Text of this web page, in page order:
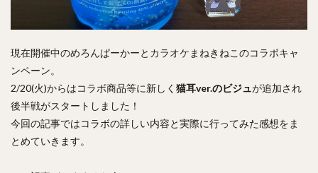
現在開催中のめろんぱーかーとカラオケまねきねこのコラボキャ
ンペーン。
2/20(火)からはコラボ商品等に新しく 猫耳ver.のビジュが追加され
後半戦がスタートしました！
今回の記事ではコラボの詳しい内容と実際に行ってみた感想をま
とめていきます。